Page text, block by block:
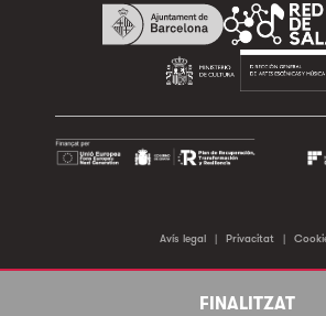
FINALITZAT
Avís legal | Privacitat |
©2026 Sala Apolo. Tots els drets